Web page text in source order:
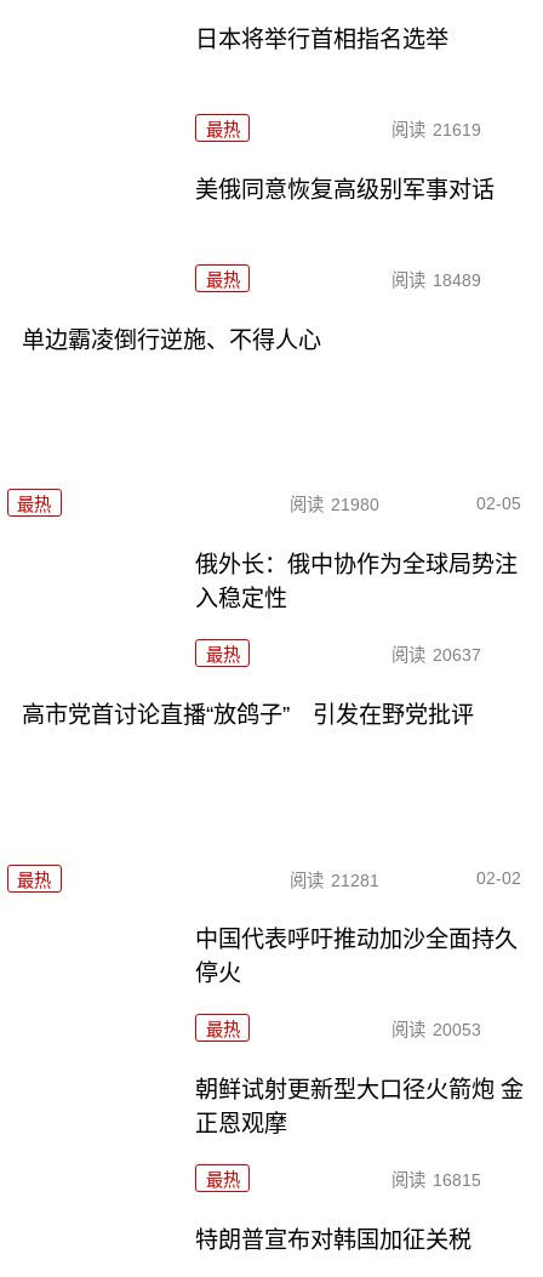
日本将举行首相指名选举
最热 阅读 21619
美俄同意恢复高级别军事对话
最热 阅读 18489
单边霸凌倒行逆施、不得人心
最热 阅读 21980 02-05
俄外长：俄中协作为全球局势注
入稳定性
最热 阅读 20637
高市党首讨论直播“放鸽子” 引发在野党批评
最热 阅读 21281 02-02
中国代表呼吁推动加沙全面持久
停火
最热 阅读 20053
朝鲜试射更新型大口径火箭炮 金
正恩观摩
最热 阅读 16815
特朗普宣布对韩国加征关税